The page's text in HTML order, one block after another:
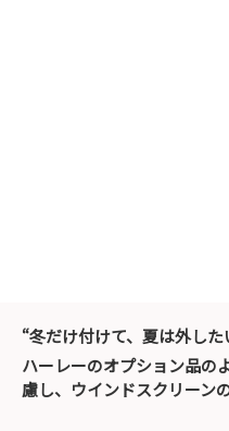
“冬だけ付けて、夏は外し
ハーレーのオプション品の
慮し、ウインドスクリーン